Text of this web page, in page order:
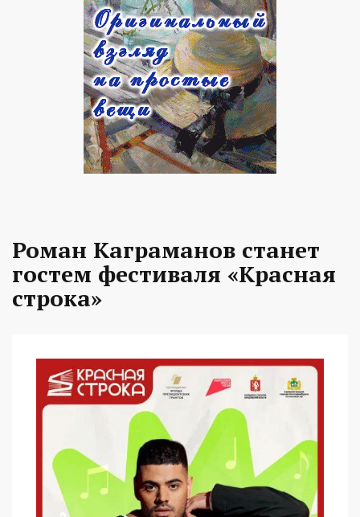
Роман Каграманов станет
гостем фестиваля «Красная
строка»